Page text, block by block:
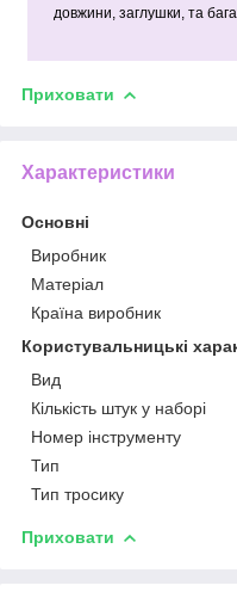
довжини, заглушки, та
Приховати
Характеристики
Основні
Виробник
Матеріал
Країна виробник
Користувальницькі
Вид
Кількість штук у наборі
Номер інструменту
Тип
Тип тросику
Приховати